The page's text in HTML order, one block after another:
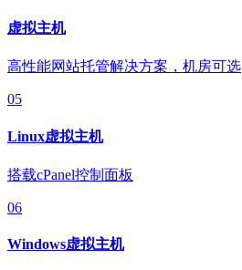
虚拟主机
高性能网站托管解决方案，机房可选
05
Linux虚拟主机
搭载cPanel控制面板
06
Windows虚拟主机